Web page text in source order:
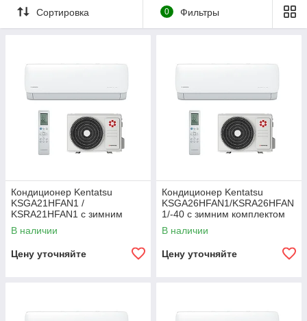
Сортировка 0 Фильтры
Кондиционер Kentatsu
KSGA21HFAN1 /
KSRA21HFAN1 с зимним
комплектом (-40)
В наличии
Цену уточняйте
Кондиционер Kentatsu
KSGA26HFAN1/KSRA26HFAN
1/-40 с зимним комплектом
(-40)
В наличии
Цену уточняйте